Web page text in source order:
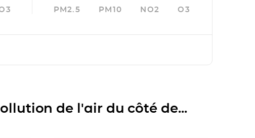
PM2.5 PM10 NO2 O3
de l'air du côté de...